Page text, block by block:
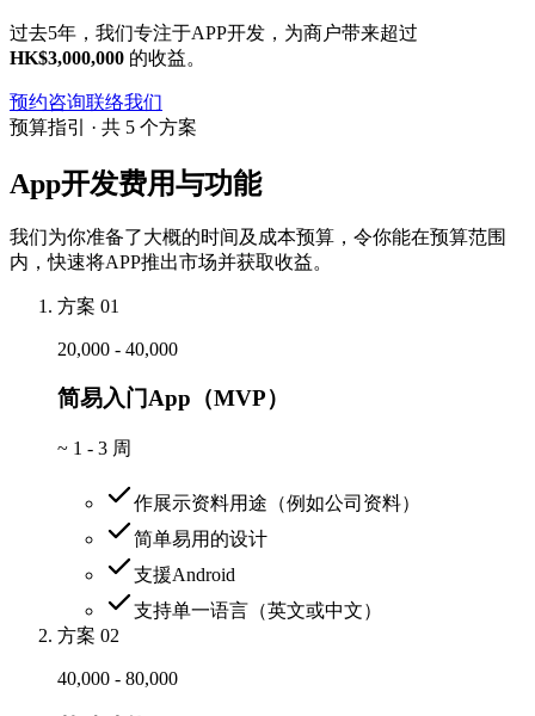
过去5年，我们专注于APP开发，为商户带来超过
HK$3,000,000 的收益。
预约咨询联络我们
预算指引 · 共 5 个方案
App开发费用与功能
我们为你准备了大概的时间及成本预算，令你能在预算范围
内，快速将APP推出市场并获取收益。
方案 01
20,000 - 40,000
简易入门App（MVP）
~ 1 - 3 周
作展示资料用途（例如公司资料）
简单易用的设计
支援Android
支持单一语言（英文或中文）
方案 02
40,000 - 80,000